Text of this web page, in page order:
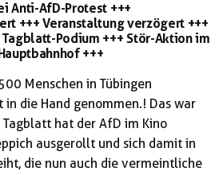
Anti-AfD-Protest +++
+++ Veranstaltung verzögert +++
Podium +++ Stör-Aktion im
+++
Menschen in Tübingen
die Hand genommen.! Das war
hat der AfD im Kino
ausgerollt und sich damit in
die nun auch die vermeintliche